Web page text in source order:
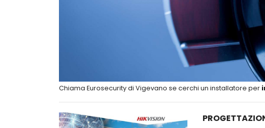
Chiama Eurosecurity di Vigevano se cerchi un installatore per